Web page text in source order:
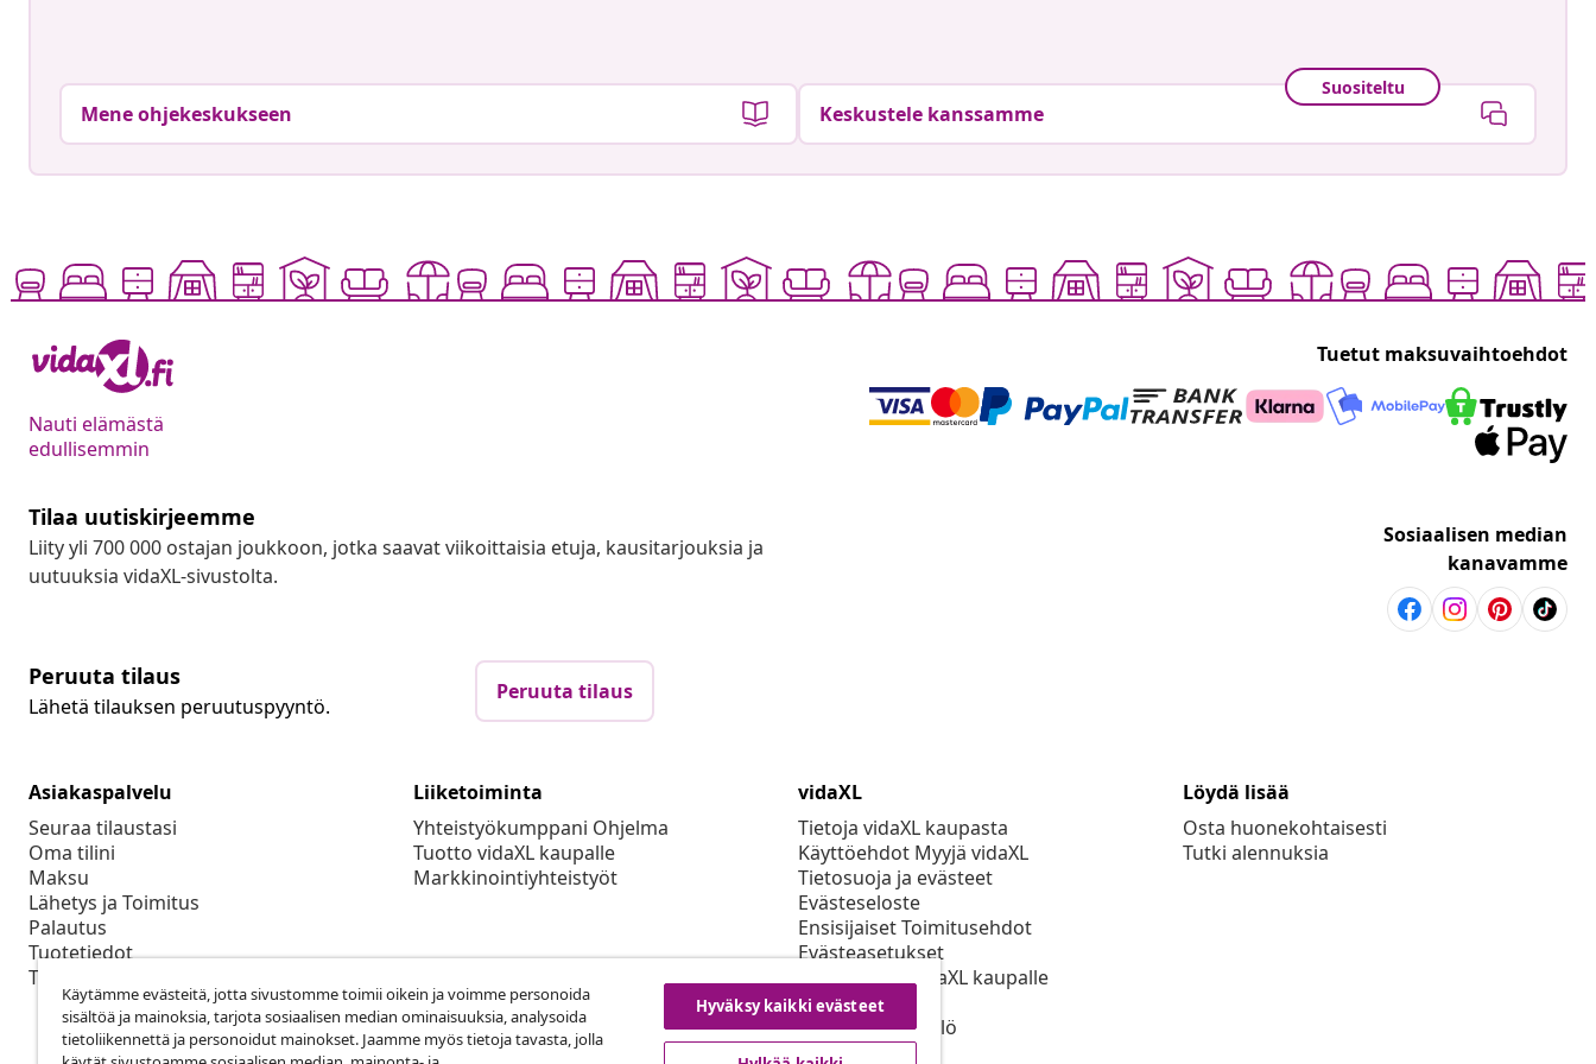
Mene ohjekeskukseen
Suositeltu
Keskustele kanssamme
Nauti elämästä
edullisemmin
Tuetut maksuvaihtoehdot
Tilaa uutiskirjeemme
Liity yli 700 000 ostajan joukkoon, jotka saavat viikoittaisia etuja, kausitarjouksia ja
uutuuksia vidaXL-sivustolta.
Sosiaalisen median
kanavamme
Peruuta tilaus
Lähetä tilauksen peruutuspyyntö.
Peruuta tilaus
Asiakaspalvelu
Seuraa tilaustasi
Oma tilini
Maksu
Lähetys ja Toimitus
Palautus
Tuotetiedot
Tilaus
Liiketoiminta
Yhteistyökumppani Ohjelma
Tuotto vidaXL kaupalle
Markkinointiyhteistyöt
vidaXL
Tietoja vidaXL kaupasta
Käyttöehdot Myyjä vidaXL
Tietosuoja ja evästeet
Evästeseloste
Ensisijaiset Toimitusehdot
Evästeasetukset
Työskentele vidaXL kaupalle
Turvallisuus
EU Vastuuhenkilö
EPR-politiikan
Löydä lisää
Osta huonekohtaisesti
Tutki alennuksia
Käytämme evästeitä, jotta sivustomme toimii oikein ja voimme personoida
sisältöä ja mainoksia, tarjota sosiaalisen median ominaisuuksia, analysoida
tietoliikennettä ja personoidut mainokset. Jaamme myös tietoja tavasta, jolla
Hyväksy kaikki evästeet